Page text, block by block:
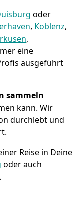
oder
, Koblenz,
,
eine
ausgeführt
sammeln
kann. Wir
durchlebt und
Reise in Deine
oder auch